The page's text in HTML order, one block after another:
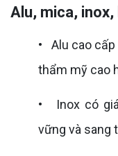
Alu, mica,
• Alu cao
thẩm mỹ cao
• Inox có
vững và sang